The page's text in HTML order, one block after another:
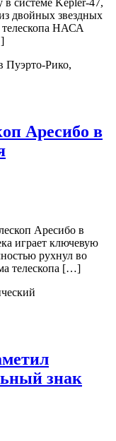
системе Kepler-47,
двойных звездных
телескопа НАСА
Аресибо в
Аресибо в
играет ключевую
рухнул во
телескопа […]
знак